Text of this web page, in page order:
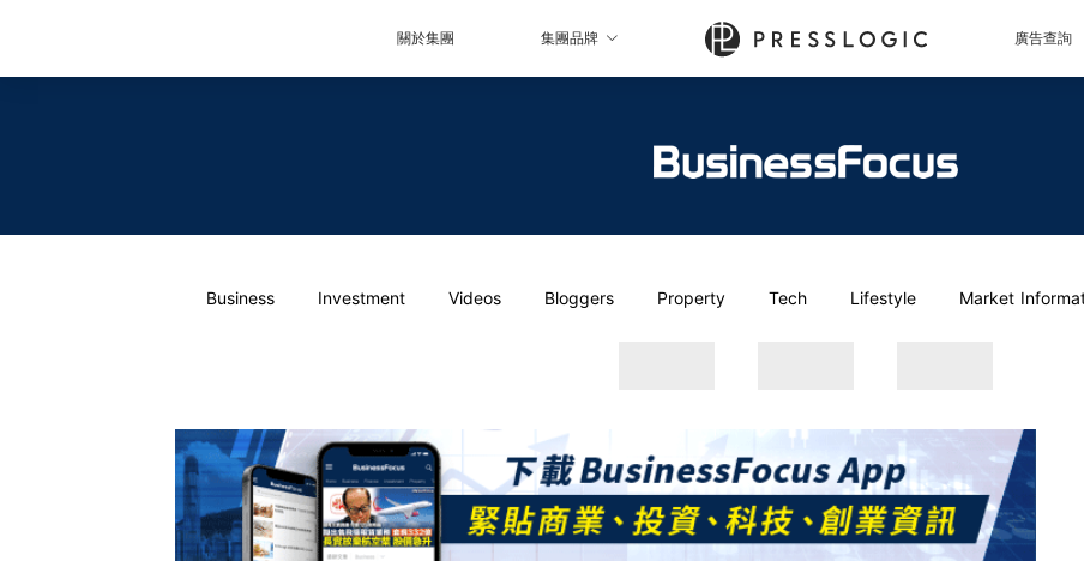
關於集團 集團品牌 廣告查詢
Business Investment Videos Bloggers Property Tech Lifestyle Market